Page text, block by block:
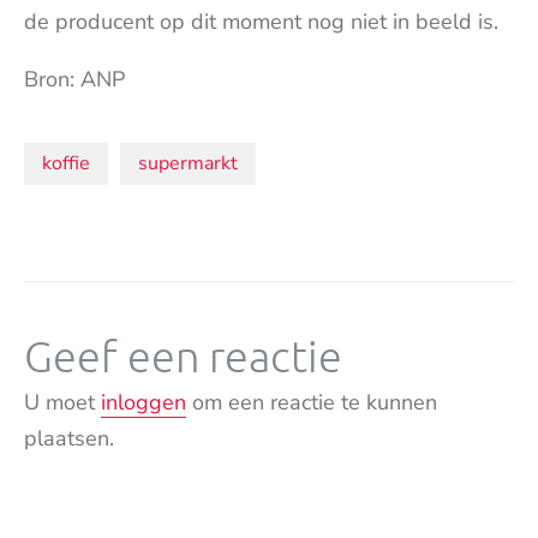
de producent op dit moment nog niet in beeld is.
Bron: ANP
Onderwerpen:
koffie supermarkt
Geef een reactie
U moet inloggen om een reactie te kunnen
plaatsen.